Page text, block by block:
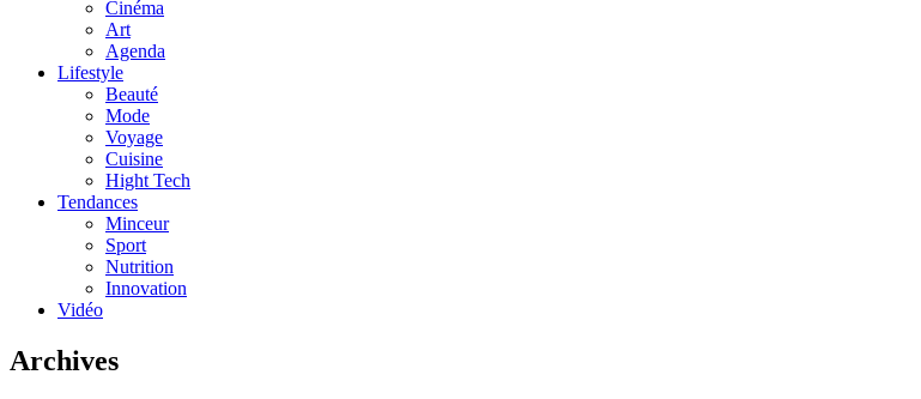
Cinéma
Art
Agenda
Lifestyle
Beauté
Mode
Voyage
Cuisine
Hight Tech
Tendances
Minceur
Sport
Nutrition
Innovation
Vidéo
Archives